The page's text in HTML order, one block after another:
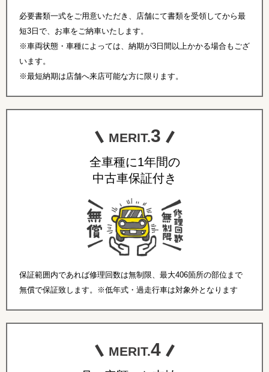
必要書類一式をご用意いただき、店舗にて書類を受領してから最
短3日で、お車をご納車いたします。
※車両状態・車種によっては、納期が3日間以上かかる場合もござ
います。
※最短納期は店舗へ来店可能な方に限ります。
MERIT.3
全車種に1年間の
中古車保証付き
保証範囲内であれば修理回数は無制限、最大406箇所の部位まで
無償で保証致します。※低年式・過走行車は対象外となります
MERIT.4